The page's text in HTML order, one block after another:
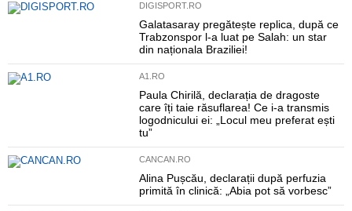
DIGISPORT.RO
Galatasaray pregătește replica, după ce
Trabzonspor l-a luat pe Salah: un star
din naționala Braziliei!
A1.RO
Paula Chirilă, declarația de dragoste
care îți taie răsuflarea! Ce i-a transmis
logodnicului ei: „Locul meu preferat ești
tu”
CANCAN.RO
Alina Pușcău, declarații după perfuzia
primită în clinică: „Abia pot să vorbesc”